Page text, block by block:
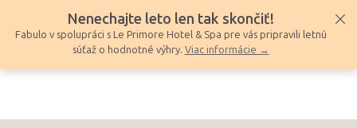
obsah
Nenechajte leto len tak skončiť!
Fabulo v spolupráci s Le Primore Hotel & Spa pre vás pripravili letnú
súťaž o hodnotné výhry. Viac informácie →